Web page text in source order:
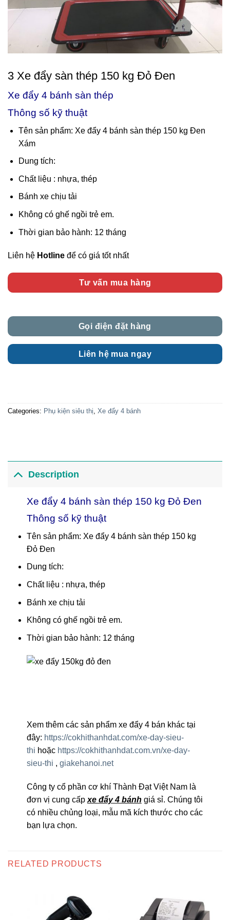
3 Xe đẩy sàn thép 150 kg Đỏ Đen
Xe đẩy 4 bánh sàn thép
Thông số kỹ thuật
Tên sản phẩm: Xe đẩy 4 bánh sàn thép 150 kg Đen
Xám
Dung tích:
Chất liệu : nhựa, thép
Bánh xe chịu tải
Không có ghế ngồi trẻ em.
Thời gian bảo hành: 12 tháng
Liên hệ Hotline để có giá tốt nhất
Tư vấn mua hàng
Gọi điện đặt hàng
Liên hệ mua ngay
Categories: Phụ kiện siêu thị Xe đẩy 4 bánh
Description
Xe đẩy 4 bánh sàn thép 150 kg Đỏ Đen
Thông số kỹ thuật
Tên sản phẩm: Xe đẩy 4 bánh sàn thép 150 kg
Đỏ Đen
Dung tích:
Chất liệu : nhựa, thép
Bánh xe chịu tải
Không có ghế ngồi trẻ em.
Thời gian bảo hành: 12 tháng
Xem thêm các sản phẩm xe đẩy 4 bán khác tại
đây: https://cokhithanhdat.com/xe-day-sieu-
thi hoặc https://cokhithanhdat.com.vn/xe-day-
sieu-thi , giakehanoi.net
Công ty cổ phần cơ khí Thành Đạt Việt Nam là
đơn vị cung cấp xe đẩy 4 bánh giá sỉ. Chúng tôi
có nhiều chủng loại, mẫu mã kích thước cho các
bạn lựa chọn.
RELATED PRODUCTS